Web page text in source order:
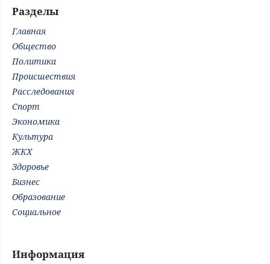
Разделы
Главная
Общество
Политика
Происшествия
Расследования
Спорт
Экономика
Культура
ЖКХ
Здоровье
Бизнес
Образование
Социальное
Информация